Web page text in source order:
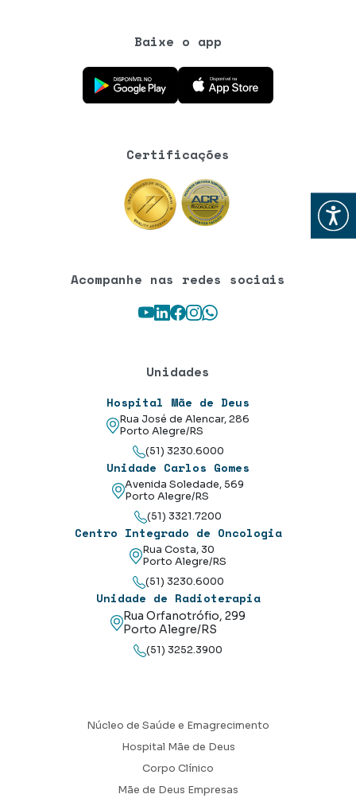
Abrir
Baixe o app
Baixe o aplicativo na Google Play Store
Baixe o aplicativo na App Store
Certificações
Acompanhe nas redes sociais
Youtube
LinkedIn
Facebook
Instagram
WhatsApp
Unidades
Hospital Mãe de Deus
Rua José de Alencar, 286
Porto Alegre/RS
(51) 3230.6000
Unidade Carlos Gomes
Avenida Soledade, 569
Porto Alegre/RS
(51) 3321.7200
Centro Integrado de Oncologia
Rua Costa, 30
Porto Alegre/RS
(51) 3230.6000
Unidade de Radioterapia
Rua Orfanotrófio, 299
Porto Alegre/RS
(51) 3252.3900
Núcleo de Saúde e Emagrecimento
Hospital Mãe de Deus
Corpo Clínico
Mãe de Deus Empresas